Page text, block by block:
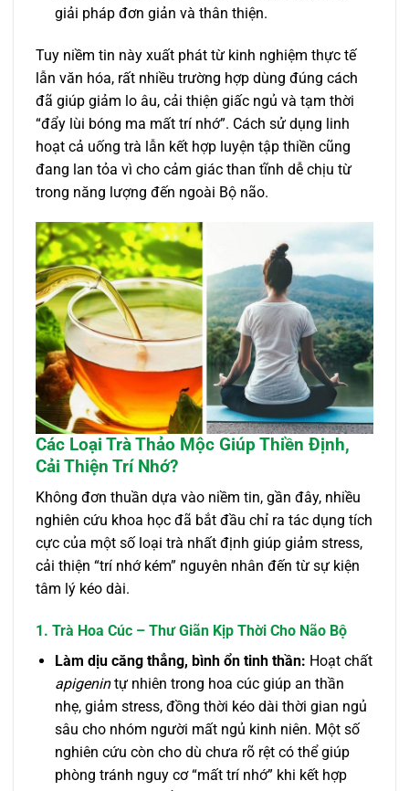
giải pháp đơn giản và thân thiện.
Tuy niềm tin này xuất phát từ kinh nghiệm thực tế
lẫn văn hóa, rất nhiều trường hợp dùng đúng cách
đã giúp giảm lo âu, cải thiện giấc ngủ và tạm thời
“đẩy lùi bóng ma mất trí nhớ”. Cách sử dụng linh
hoạt cả uống trà lẫn kết hợp luyện tập thiền cũng
đang lan tỏa vì cho cảm giác than tĩnh dễ chịu từ
trong năng lượng đến ngoài Bộ não.
Các Loại Trà Thảo Mộc Giúp Thiền Định,
Cải Thiện Trí Nhớ?
Không đơn thuần dựa vào niềm tin, gần đây, nhiều
nghiên cứu khoa học đã bắt đầu chỉ ra tác dụng tích
cực của một số loại trà nhất định giúp giảm stress,
cải thiện “trí nhớ kém” nguyên nhân đến từ sự kiện
tâm lý kéo dài.
1. Trà Hoa Cúc – Thư Giãn Kịp Thời Cho Não Bộ
Làm dịu căng thẳng, bình ổn tinh thần: Hoạt chất
apigenintự nhiên trong hoa cúc giúp an thần
nhẹ, giảm stress, đồng thời kéo dài thời gian ngủ
sâu cho nhóm người mất ngủ kinh niên. Một số
nghiên cứu còn cho dù chưa rõ rệt có thể giúp
phòng tránh nguy cơ “mất trí nhớ” khi kết hợp